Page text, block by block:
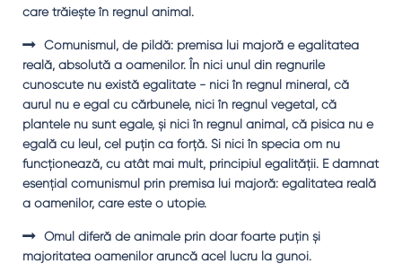
care trăieşte în regnul animal.
Comunismul, de pildă: premisa lui majoră e egalitatea
reală, absolută a oamenilor. În nici unul din regnurile
cunoscute nu există egalitate - nici în regnul mineral, că
aurul nu e egal cu cărbunele, nici în regnul vegetal, că
plantele nu sunt egale, şi nici în regnul animal, că pisica nu e
egală cu leul, cel puţin ca forţă. Şi nici în specia om nu
funcţionează, cu atât mai mult, principiul egalităţii. E damnat
esenţial comunismul prin premisa lui majoră: egalitatea reală
a oamenilor, care este o utopie.
Omul diferă de animale prin doar foarte puţin şi
majoritatea oamenilor aruncă acel lucru la gunoi.